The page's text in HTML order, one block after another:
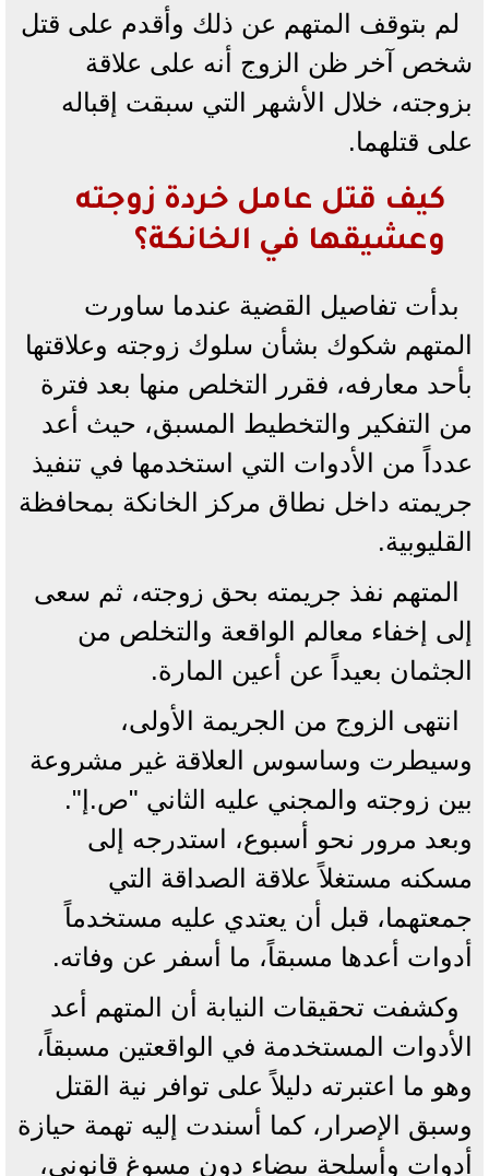
لم بتوقف المتهم عن ذلك وأقدم على قتل
شخص آخر ظن الزوج أنه على علاقة
بزوجته، خلال الأشهر التي سبقت إقباله
على قتلهما.
كيف قتل عامل خردة زوجته
وعشيقها في الخانكة؟
بدأت تفاصيل القضية عندما ساورت
المتهم شكوك بشأن سلوك زوجته وعلاقتها
بأحد معارفه، فقرر التخلص منها بعد فترة
من التفكير والتخطيط المسبق، حيث أعد
عدداً من الأدوات التي استخدمها في تنفيذ
جريمته داخل نطاق مركز الخانكة بمحافظة
القليوبية.
المتهم نفذ جريمته بحق زوجته، ثم سعى
إلى إخفاء معالم الواقعة والتخلص من
الجثمان بعيداً عن أعين المارة.
انتهى الزوج من الجريمة الأولى،
وسيطرت وساسوس العلاقة غير مشروعة
بين زوجته والمجني عليه الثاني "ص.إ".
وبعد مرور نحو أسبوع، استدرجه إلى
مسكنه مستغلاً علاقة الصداقة التي
جمعتهما، قبل أن يعتدي عليه مستخدماً
أدوات أعدها مسبقاً، ما أسفر عن وفاته.
وكشفت تحقيقات النيابة أن المتهم أعد
الأدوات المستخدمة في الواقعتين مسبقاً،
وهو ما اعتبرته دليلاً على توافر نية القتل
وسبق الإصرار، كما أسندت إليه تهمة حيازة
أدوات وأسلحة بيضاء دون مسوغ قانوني،